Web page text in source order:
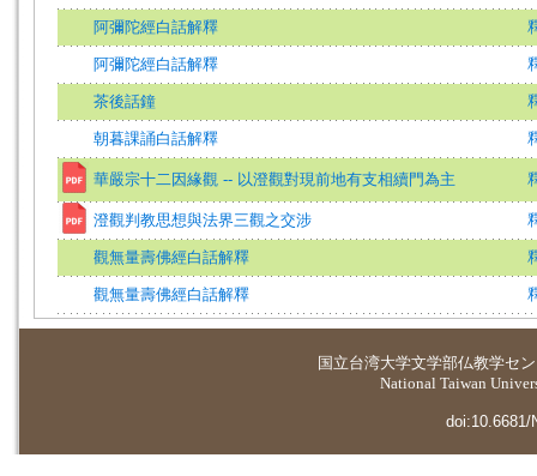
阿彌陀經白話解釋
阿彌陀經白話解釋
茶後話鐘
朝暮課誦白話解釋
華嚴宗十二因緣觀 -- 以澄觀對現前地有支相續門為主
澄觀判教思想與法界三觀之交涉
觀無量壽佛經白話解釋
觀無量壽佛經白話解釋
国立台湾大学文学部仏教学セ
National Taiwan
doi:10.6681/